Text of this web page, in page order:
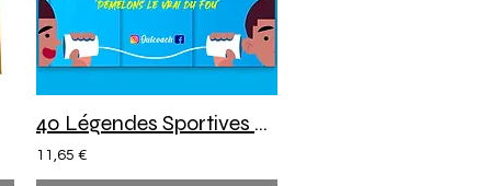
40 Légendes Sportives - Démêlons le Vrai du Fou
11,65 €